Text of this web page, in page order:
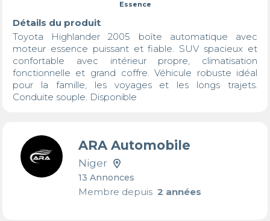
Essence
Détails du produit
Toyota Highlander 2005 boîte automatique avec
moteur essence puissant et fiable. SUV spacieux et
confortable avec intérieur propre, climatisation
fonctionnelle et grand coffre. Véhicule robuste idéal
pour la famille, les voyages et les longs trajets.
Conduite souple. Disponible
ARA Automobile
Niger
13 Annonces
Membre depuis2 années